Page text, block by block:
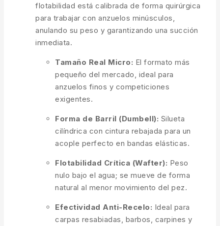
flotabilidad está calibrada de forma quirúrgica
para trabajar con anzuelos minúsculos,
anulando su peso y garantizando una succión
inmediata.
Tamaño Real Micro: El formato más
pequeño del mercado, ideal para
anzuelos finos y competiciones
exigentes.
Forma de Barril (Dumbell): Silueta
cilíndrica con cintura rebajada para un
acople perfecto en bandas elásticas.
Flotabilidad Crítica (Wafter): Peso
nulo bajo el agua; se mueve de forma
natural al menor movimiento del pez.
Efectividad Anti-Recelo: Ideal para
carpas resabiadas, barbos, carpines y